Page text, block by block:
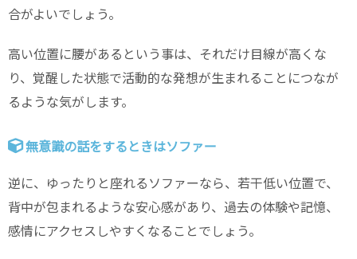
合がよいでしょう。
高い位置に腰があるという事は、それだけ目線が高くな
り、覚醒した状態で活動的な発想が生まれることにつなが
るような気がします。
無意識の話をするときはソファー
逆に、ゆったりと座れるソファーなら、若干低い位置で、
背中が包まれるような安心感があり、過去の体験や記憶、
感情にアクセスしやすくなることでしょう。